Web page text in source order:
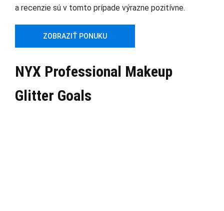
a recenzie sú v tomto prípade výrazne pozitívne.
ZOBRAZIŤ PONUKU
NYX Professional Makeup
Glitter Goals